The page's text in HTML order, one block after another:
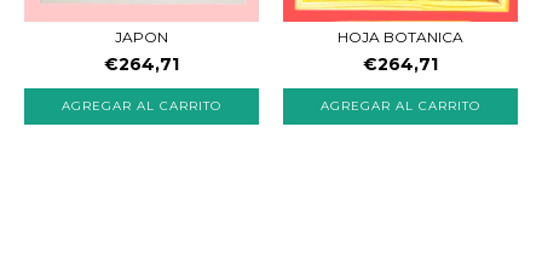
JAPON
€264,71
HOJA BOTANICA
€264,71